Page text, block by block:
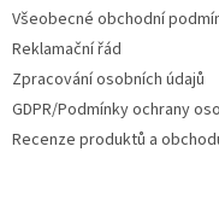
Všeobecné obchodní
Reklamační řád
Zpracování osobních údajů
GDPR/Podmínky ochrany
Recenze produktů a